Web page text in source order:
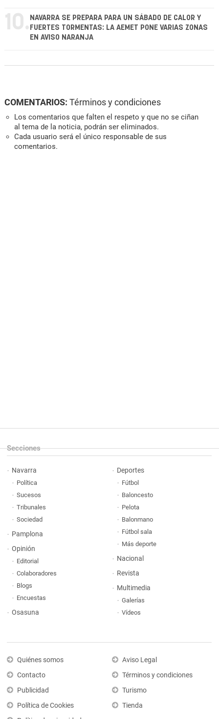
10. NAVARRA SE PREPARA PARA UN SÁBADO DE CALOR Y
FUERTES TORMENTAS: LA AEMET PONE VARIAS ZONAS
EN AVISO NARANJA
COMENTARIOS: Términos y condiciones
Los comentarios que falten el respeto y que no se ciñan
al tema de la noticia, podrán ser eliminados.
Cada usuario será el único responsable de sus
comentarios.
Secciones
Navarra
Política
Sucesos
Tribunales
Sociedad
Pamplona
Opinión
Editorial
Colaboradores
Blogs
Encuestas
Osasuna
Deportes
Fútbol
Baloncesto
Pelota
Balonmano
Fútbol sala
Más deporte
Nacional
Revista
Multimedia
Galerías
Vídeos
Quiénes somos
Contacto
Publicidad
Política de Cookies
Aviso Legal
Términos y condiciones
Turismo
Tienda